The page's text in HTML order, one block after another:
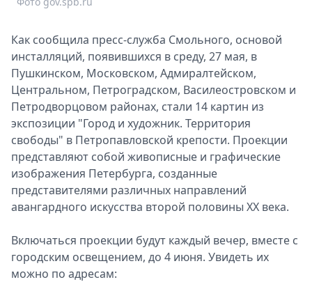
Как сообщила пресс-служба Смольного, основой
инсталляций, появившихся в среду, 27 мая, в
Пушкинском, Московском, Адмиралтейском,
Центральном, Петроградском, Василеостровском и
Петродворцовом районах, стали 14 картин из
экспозиции "Город и художник. Территория
свободы" в Петропавловской крепости. Проекции
представляют собой живописные и графические
изображения Петербурга, созданные
представителями различных направлений
авангардного искусства второй половины XX века.
Включаться проекции будут каждый вечер, вместе с
городским освещением, до 4 июня. Увидеть их
можно по адресам: